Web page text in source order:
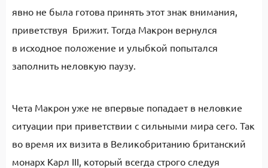
явно не была готова принять этот знак внимания,
приветствуя Брижит. Тогда Макрон вернулся
в исходное положение и улыбкой попытался
заполнить неловкую паузу.
Чета Макрон уже не впервые попадает в неловкие
ситуации при приветствии с сильными мира сего. Так
во время их визита в Великобританию британский
монарх Карл III, который всегда строго следуя